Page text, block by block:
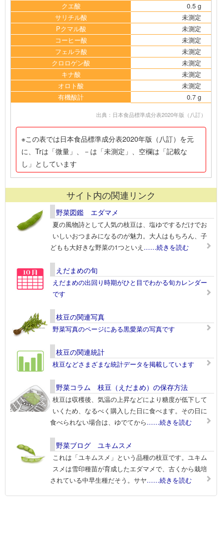
クエ酸
0.5 g
サリチル酸
未測定
Pクマル酸
未測定
コーヒー酸
未測定
フェルラ酸
未測定
クロロゲン酸
未測定
キナ酸
未測定
オロト酸
未測定
有機酸計
0.7 g
出典：日本食品標準成分表2020年版（八訂）
※この表では日本食品標準成分表2020年版（八訂）を元
に、Trは「微量」、－は「未測定」、空欄は「記載な
し」としています
サイト内の関連リンク
野菜図鑑 エダマメ
夏の風物詩として人気の枝豆は、塩ゆでするだけでお
いしいおつまみになるのが魅力。大人はもちろん、子
どもも大好きな野菜の1つといえ ……続きを読む
えだまめの旬
えだまめの出回り時期がひと目でわかる旬カレンダー
です
枝豆の関連写真
野菜写真のページにある黒愛菜の写真です
枝豆の関連統計
枝豆などさまざまな統計データを掲載しています
野菜コラム 枝豆（えだまめ）の保存方法
枝豆は収穫後、気温の上昇などにより糖度が低下して
いくため、なるべく購入した日に食べます。その日に
食べられない場合は、ゆでてから……続きを読む
野菜ブログ ユキムスメ
これは「ユキムスメ」という品種の枝豆です。ユキム
スメは雪印種苗が育成したエダマメで、古くから栽培
されている中早生種だそう。サヤ……続きを読む